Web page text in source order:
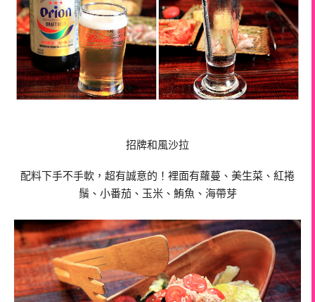
招牌和風沙拉
配料下手不手軟，超有誠意的！裡面有蘿蔓、美生菜、紅捲
鬚、小番茄、玉米、鮪魚、海帶芽